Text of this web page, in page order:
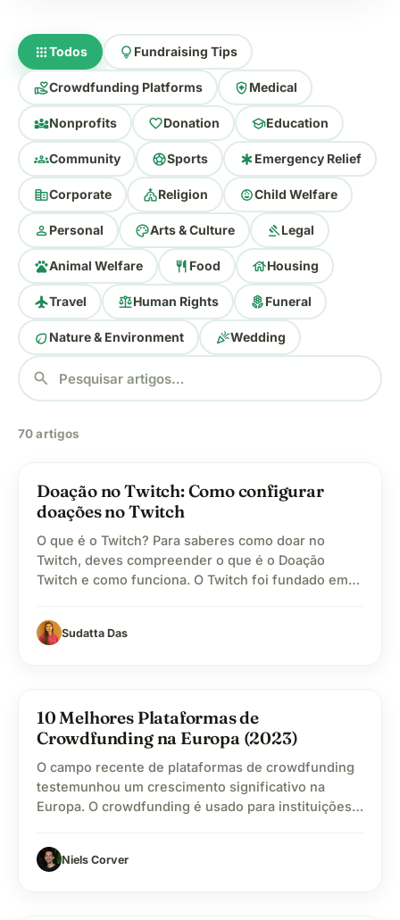
appsTodos lightbulb Fundraising Tips
volunteer_activismCrowdfunding Platforms health_and_safetyMedical
diversity_3Nonprofits favoriteDonation schoolEducation
groupsCommunity sports_soccerSports emergency Emergency Relief
corporate_fareCorporate churchReligion child_careChild Welfare
personPersonal paletteArts & Culture gavelLegal
petsAnimal Welfare restaurant Food houseHousing
flightTravel balanceHuman Rights local_floristFuneral
ecoNature & Environment celebrationWedding
search
70 artigos
favorite
Doação no Twitch: Como configurar
doações no Twitch
O que é o Twitch? Para saberes como doar no
Twitch, deves compreender o que é o Doação
Twitch e como funciona. O Twitch foi fundado em
assistirem a transmissões de vídeo em direto.
Apresenta uma variedade de conteúdos, incluindo
Sudatta Das
volunteer_activism
10 Melhores Plataformas de
Crowdfunding na Europa (2023)
O campo recente de plataformas de crowdfunding
testemunhou um crescimento significativo na
Europa. O crowdfunding é usado para instituições
empresas e necessidades pessoais. Muitas
pessoas gastam uma boa parte de seu tempo
Niels Corver